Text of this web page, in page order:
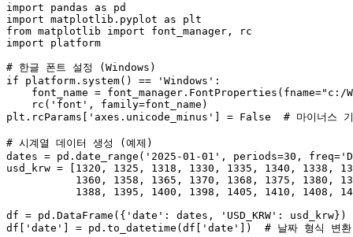
import pandas as
import matplotlib.pyplot as
from matplotlib import
import platform
# 한글 폰트 설정 (Windows)
if platform.system() == 'Windows' :
    font_name = font_manager.FontProperties(fname=
"c:/
    rc(
'font' , family=font_name)
plt.rcParams[ 'axes.unicode_minus' ] = False # 마이너스
# 시계열 데이터 생성 (예제)
dates = pd.date_range( '2025-01-01' , periods=30 , freq=
usd_krw = [ 1320 , 1325 , 1318 , 1330 , 1335 , 1340 , 1338 ,
1360 , 1358 , 1365 , 1370 , 1368 , 1375 , 1380 ,
1388 , 1395 , 1400 , 1398 , 1405 , 1410 , 1408 ,
df = pd.DataFrame({ 'date' : dates, 'USD_KRW' : usd_krw})
df[ 'date' ] = pd.to_datetime(df[ 'date' ]) # 날짜 형식 변환